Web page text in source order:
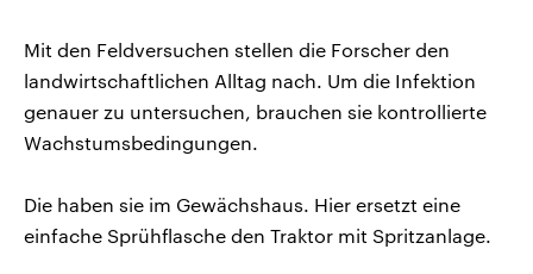
Mit den Feldversuchen stellen die Forscher den
landwirtschaftlichen Alltag nach. Um die Infektion
genauer zu untersuchen, brauchen sie kontrollierte
Wachstumsbedingungen.
Die haben sie im Gewächshaus. Hier ersetzt eine
einfache Sprühflasche den Traktor mit Spritzanlage.